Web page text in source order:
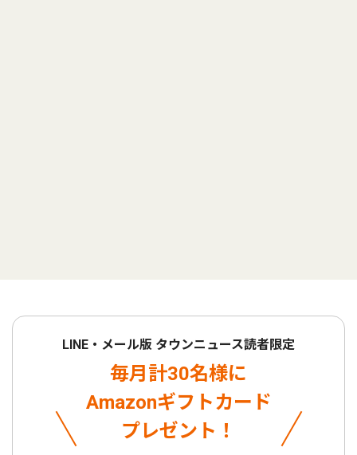
LINE・メール版 タウンニュース読者限定
毎月計30名様に
Amazonギフトカード
プレゼント！